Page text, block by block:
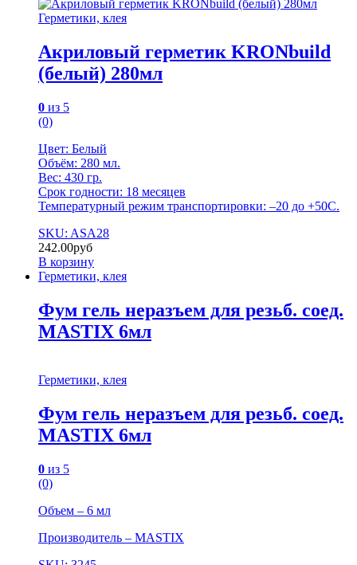
Герметики, клея
Акриловый герметик KRONbuild
(белый) 280мл
0 из 5
(0)
Цвет: Белый
Объём: 280 мл.
Вес: 430 гр.
Срок годности: 18 месяцев
Температурный режим транспортировки: –20 до +50С.
SKU: ASA28
242.00руб
В корзину
Герметики, клея
Фум гель неразъем для резьб. соед.
MASTIX 6мл
Герметики, клея
Фум гель неразъем для резьб. соед.
MASTIX 6мл
0 из 5
(0)
Объем – 6 мл
Производитель – MASTIX